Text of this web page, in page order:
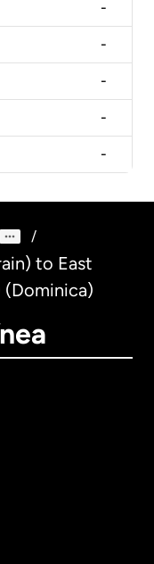
-
-
-
-
-
/
to East
(Dominica)